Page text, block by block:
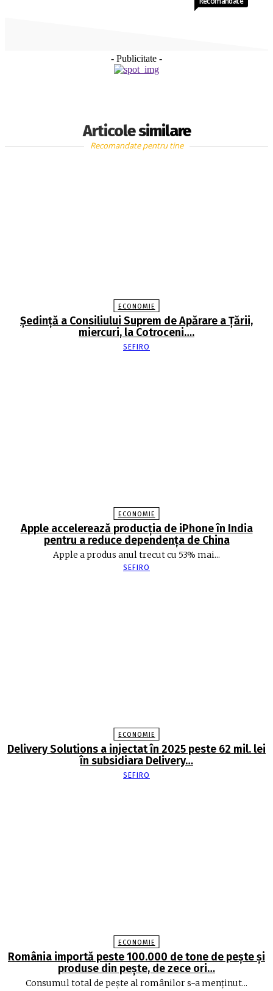
- Publicitate -
Articole similare
Recomandate pentru tine
ECONOMIE
Şedinţă a Consiliului Suprem de Apărare a Ţării,
miercuri, la Cotroceni….
SEFIRO
ECONOMIE
Apple accelerează producția de iPhone în India
pentru a reduce dependența de China
Apple a produs anul trecut cu 53% mai...
SEFIRO
ECONOMIE
Delivery Solutions a injectat în 2025 peste 62 mil. lei
în subsidiara Delivery…
SEFIRO
ECONOMIE
România importă peste 100.000 de tone de peşte şi
produse din peşte, de zece ori…
Consumul total de peşte al ro­mâ­nilor s-a menţinut...